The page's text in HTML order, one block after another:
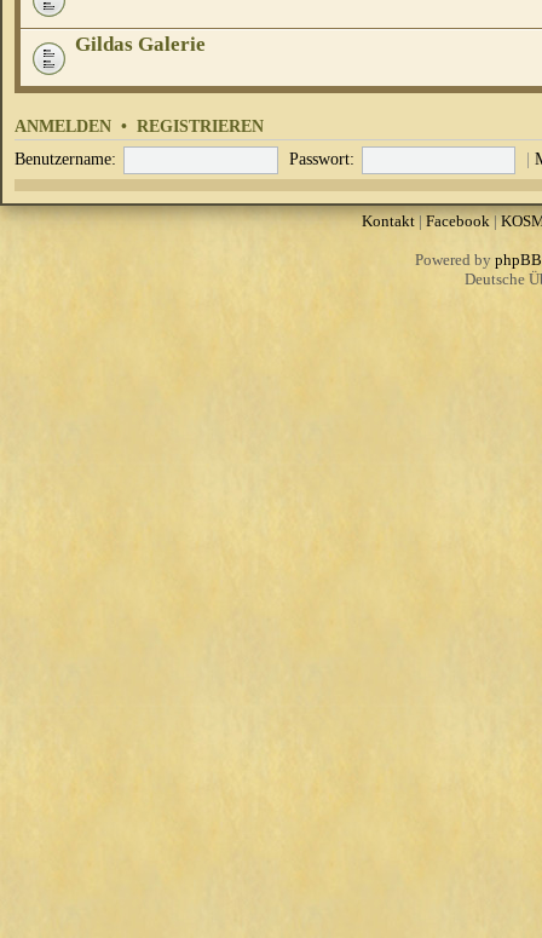
Gildas Galerie
ANMELDEN • REGISTRIEREN
Benutzername: Passwort: |
Kontakt| Facebook|
Powered by phpBB
Deutsche